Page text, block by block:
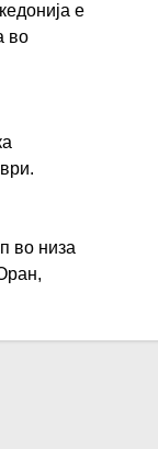
е
во
во низа